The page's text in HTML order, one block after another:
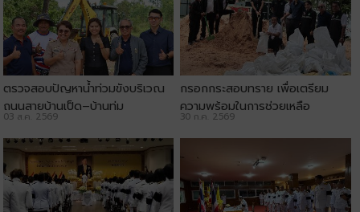
ตรวจสอบปัญหาน้ำท่วมขังบริเวณ
ถนนสายบ้านเป็ด–บ้านทุ่ม
03 ส.ค. 2569
กรอกกระสอบทราย เพื่อเตรียม
ความพร้อมในการช่วยเหลือ
ประชาชน
30 ก.ค. 2569